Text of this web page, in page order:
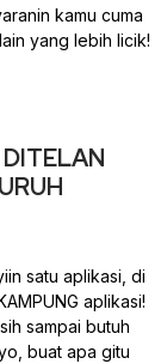
kamu cuma
yang lebih licik!
satu aplikasi, di
aplikasi!
sampai butuh
buat apa gitu